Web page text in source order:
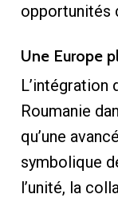
opportunités
Une Europe
L’intégration
Roumanie
qu’une
symbolique
l’unité, la